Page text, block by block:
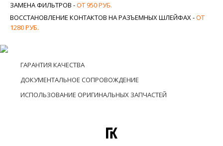
ЗАМЕНА ФИЛЬТРОВ -ОТ 950 РУБ.
ВОССТАНОВЛЕНИЕ КОНТАКТОВ НА РАЗЪЕМНЫХ ШЛЕЙФАХ -ОТ
1280 РУБ.
ГАРАНТИЯ КАЧЕСТВА
ДОКУМЕНТАЛЬНОЕ СОПРОВОЖДЕНИЕ
ИСПОЛЬЗОВАНИЕ ОРИГИНАЛЬНЫХ ЗАПЧАСТЕЙ